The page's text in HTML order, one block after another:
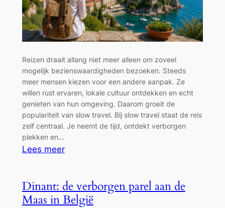
Reizen draait allang niet meer alleen om zoveel
mogelijk bezienswaardigheden bezoeken. Steeds
meer mensen kiezen voor een andere aanpak. Ze
willen rust ervaren, lokale cultuur ontdekken en echt
genieten van hun omgeving. Daarom groeit de
populariteit van slow travel. Bij slow travel staat de reis
zelf centraal. Je neemt de tijd, ontdekt verborgen
plekken en…
Lees meer:
Meer
Genieten
Dinant: de verborgen parel aan de
Maas in België